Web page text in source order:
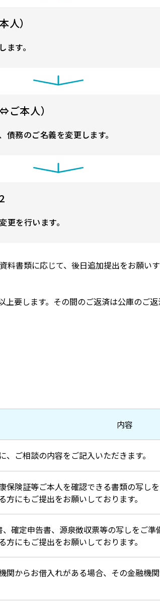
）
す。
本人）
務のご名義を変更します。
を行います。
書類に応じて、後日追加提出をお願い
要します。その間のご返済は公庫のご
内容
、ご相談の内容をご記入いただきます。
保険証等ご本人を確認できる書類の写しを
方にもご提出をお願いしております。
確定申告書、源泉徴収票等の写しをご準
方にもご提出をお願いしております。
関からお借入れがある場合、その金融機